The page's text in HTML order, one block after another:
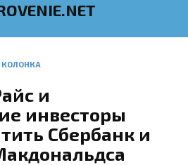
КОЛОНКА
и
инвесторы
Сбербанк и